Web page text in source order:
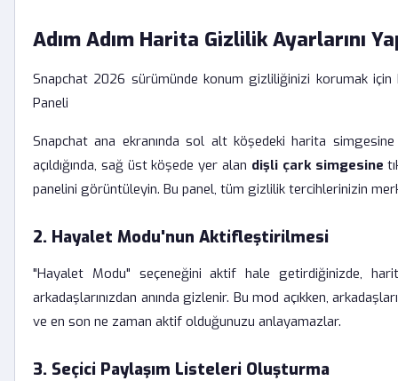
Adım Adım Harita Gizlilik Ayarlarını
Snapchat 2026 sürümünde konum gizliliğinizi korumak
Paneli
Snapchat ana ekranında sol alt köşedeki harita
açıldığında, sağ üst köşede yer alan dişli çark simgesine
panelini görüntüleyin. Bu panel, tüm gizlilik tercihlerinizin
2. Hayalet Modu'nun Aktifleştirilmesi
"Hayalet Modu" seçeneğini aktif hale getirdiğinizde,
arkadaşlarınızdan anında gizlenir. Bu mod açıkken,
ve en son ne zaman aktif olduğunuzu anlayamazlar.
3. Seçici Paylaşım Listeleri Oluşturma